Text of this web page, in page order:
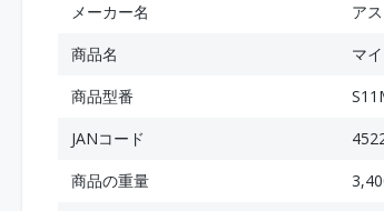
メーカー名
ア
商品名
マ
商品型番
JANコード
商品の重量